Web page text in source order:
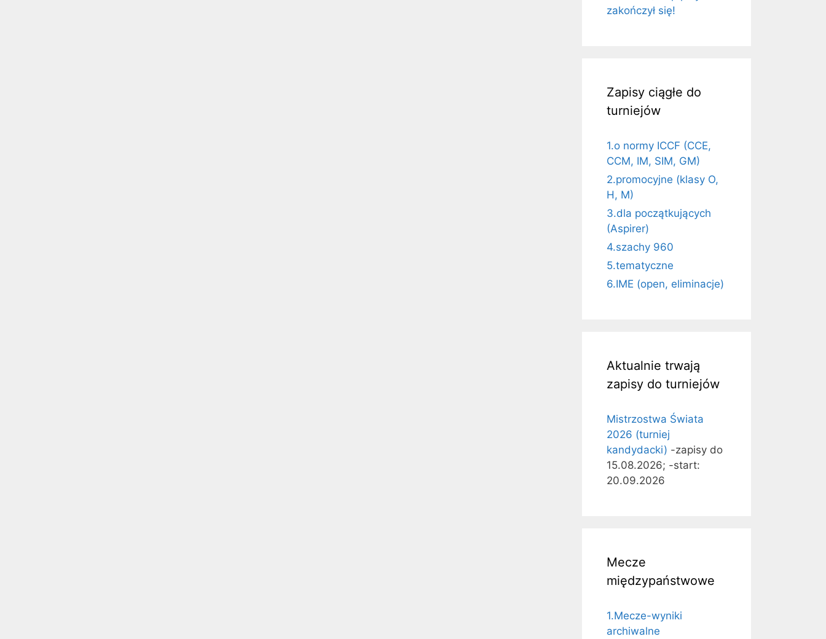
zakończył się!
Zapisy ciągłe do
turniejów
1.o normy ICCF (CCE,
CCM, IM, SIM, GM)
2.promocyjne (klasy O,
H, M)
3.dla początkujących
(Aspirer)
4.szachy 960
5.tematyczne
6.IME (open, eliminacje)
Aktualnie trwają
zapisy do turniejów
Mistrzostwa Świata
2026 (turniej
kandydacki) -zapisy do
15.08.2026; -start:
20.09.2026
Mecze
międzypaństwowe
1.Mecze-wyniki
archiwalne